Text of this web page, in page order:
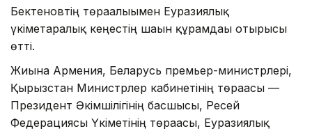
Бектеновтің төрағалығымен Еуразиялық
үкіметаралық кеңестің шағын құрамдағы отырысы
өтті.
Жиынға Армения, Беларусь премьер-министрлері,
Қырғызстан Министрлер кабинетінің төрағасы —
Президент Әкімшілігінің басшысы, Ресей
Федерациясы Үкіметінің төрағасы, Еуразиялық